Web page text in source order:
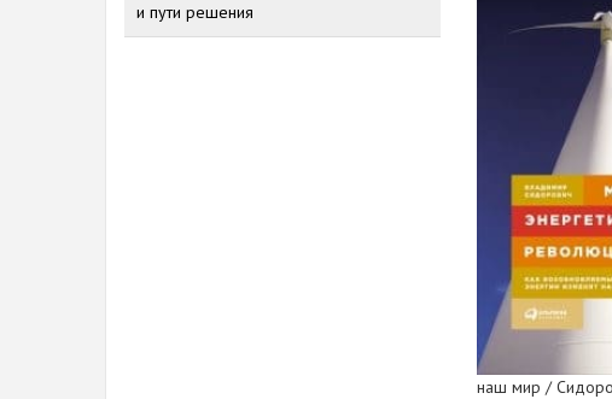
и пути решения
наш мир /